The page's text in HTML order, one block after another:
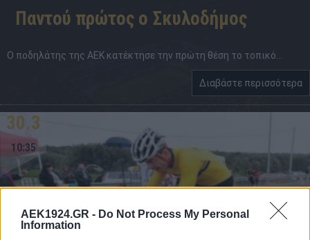
AEK1924.GR - Do Not Process My Personal
Information
Παντού πρώτος ο Σκυλοδήμος
Ο ποδηλάτης της ΑΕΚ κατέκτησε την πρώτη θέση το τοπικό...
Διαβάστε περισσότερα
30.3
10:35